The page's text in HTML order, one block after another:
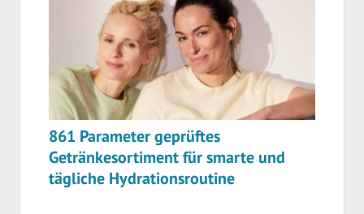
861 Parameter geprüftes
Getränkesortiment für smarte und
tägliche Hydrationsroutine